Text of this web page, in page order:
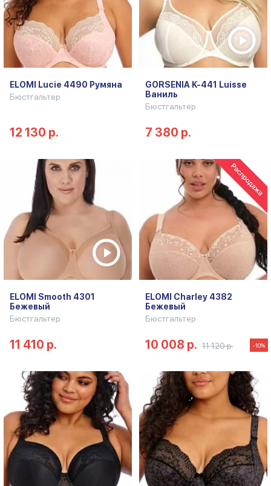
ELOMI Lucie 4490 Румяна
Бюстгальтер
12 130 р.
GORSENIA K-441 Luisse
Ваниль
Бюстгальтер
7 380 р.
ELOMI Smooth 4301
Бежевый
Бюстгальтер
11 410 р.
ELOMI Charley 4382
Бежевый
Бюстгальтер
10 008 р. 11 120 р. -10%